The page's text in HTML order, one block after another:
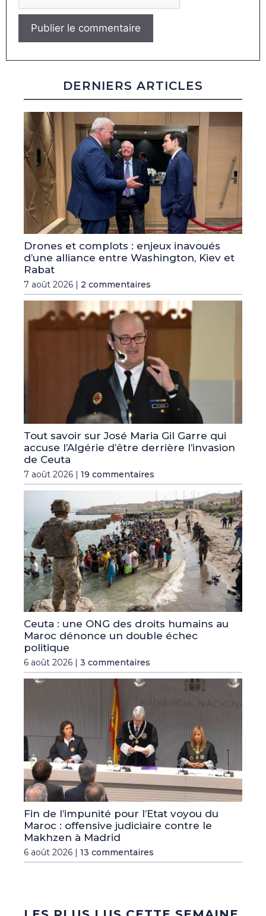
DERNIERS ARTICLES
Drones et complots : enjeux inavoués
d’une alliance entre Washington, Kiev et
Rabat
7 août 2026 | 2 commentaires
Tout savoir sur José Maria Gil Garre qui
accuse l’Algérie d’être derrière l’invasion
de Ceuta
7 août 2026 | 19 commentaires
Ceuta : une ONG des droits humains au
Maroc dénonce un double échec
politique
6 août 2026 | 3 commentaires
Fin de l’impunité pour l’Etat voyou du
Maroc : offensive judiciaire contre le
Makhzen à Madrid
6 août 2026 | 13 commentaires